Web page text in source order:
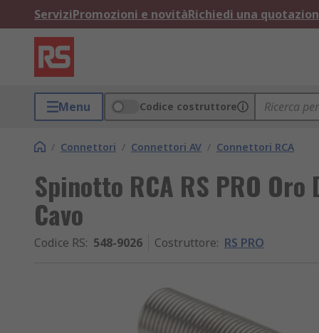
ServiziPromozioni e novitàRichiedi una
Menu Codice costruttore
/ Connettori / Connettori AV / Connettori RCA
Spinotto RCA RS PRO
Cavo
Codice RS: 548-9026 Costruttore: RS PRO